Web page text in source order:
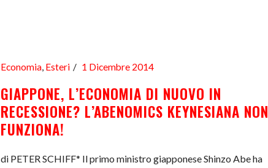
Economia, Esteri 1 Dicembre 2014
GIAPPONE, L’ECONOMIA DI NUOVO IN
RECESSIONE? L’ABENOMICS KEYNESIANA NON
FUNZIONA!
di PETER SCHIFF* Il primo ministro giapponese Shinzo Abe ha